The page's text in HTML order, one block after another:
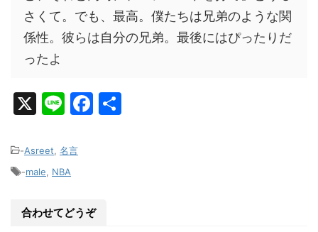
さくて。でも、最高。僕たちは兄弟のような関
係性。彼らは自分の兄弟。最後にはぴったりだ
ったよ
X
Li
e
F
o
-Asreet, 名言
-male, NBA
合わせてどうぞ